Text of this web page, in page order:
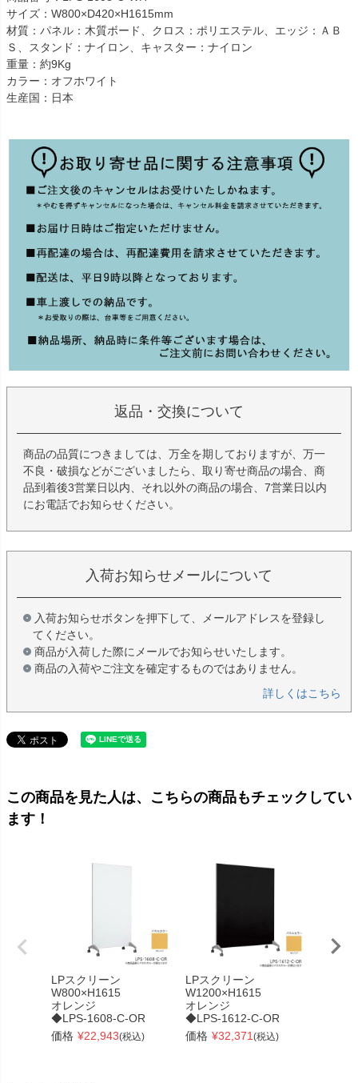
サイズ：W800×D420×H1615mm
材質：パネル：木質ボード、クロス：ポリエステル、エッジ：ＡＢ
Ｓ、スタンド：ナイロン、キャスター：ナイロン
重量：約9Kg
カラー：オフホワイト
生産国：日本
返品・交換について
商品の品質につきましては、万全を期しておりますが、万一
不良・破損などがございましたら、取り寄せ商品の場合、商
品到着後3営業日以内、それ以外の商品の場合、7営業日以内
にお電話でお知らせください。
入荷お知らせメールについて
入荷お知らせボタンを押下して、メールアドレスを登録し
てください。
商品が入荷した際にメールでお知らせいたします。
商品の入荷やご注文を確定するものではありません。
詳しくはこちら
この商品を見た人は、こちらの商品もチェックしてい
ます！
LPスクリーン
W800×H1615
オレンジ
◆LPS-1608-C-OR
価格 ¥22,943(税込)
LPスクリーン
W1200×H1615
オレンジ
◆LPS-1612-C-OR
価格 ¥32,371 (税込)